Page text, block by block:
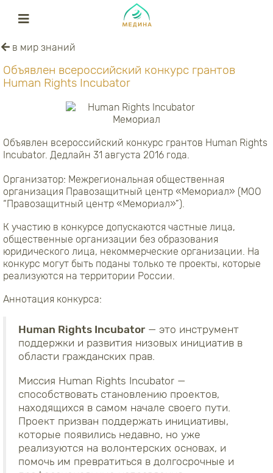
в мир знаний
Объявлен всероссийский конкурс грантов
Human Rights Incubator
Объявлен всероссийский конкурс грантов Human Rights
Incubator. Дедлайн 31 августа 2016 года.
Организатор: Межрегиональная общественная
организация Правозащитный центр «Мемориал» (МОО
“Правозащитный центр «Мемориал»”).
К участию в конкурсе допускаются частные лица,
общественные организации без образования
юридического лица, некоммерческие организации. На
конкурс могут быть поданы только те проекты, которые
реализуются на территории России.
Аннотация конкурса:
Human Rights Incubator — это инструмент
поддержки и развития низовых инициатив в
области гражданских прав.
Миссия Human Rights Incubator —
способствовать становлению проектов,
находящихся в самом начале своего пути.
Проект призван поддержать инициативы,
которые появились недавно, но уже
реализуются на волонтерских основах, и
помочь им превратиться в долгосрочные и